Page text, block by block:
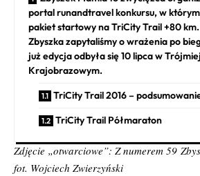
portal runandtravel konkursu, w
pakiet startowy na TriCity Trail +80
Zbyszka zapytaliśmy o wrażenia po
już edycja odbyła się 10 lipca w
Krajobrazowym.
TriCity Trail 2016 –
TriCity Trail Półmaraton
Zdjęcie „otwarciowe”: Z numerem 59
fot. Wojciech Zwierzyński